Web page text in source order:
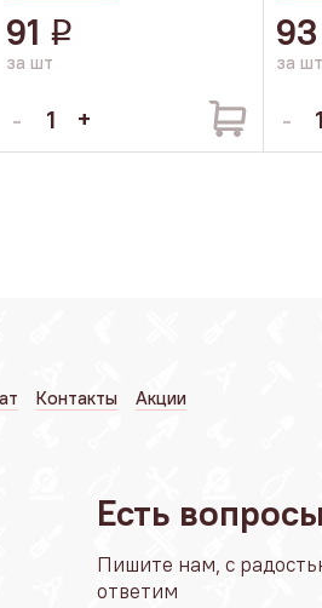
91 q
за шт
93
за шт
Контакты Акции
Есть
Пишите нам, с
ответим